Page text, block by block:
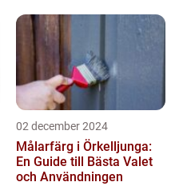
02 december 2024
Målarfärg i Örkelljunga:
En Guide till Bästa Valet
och Användningen